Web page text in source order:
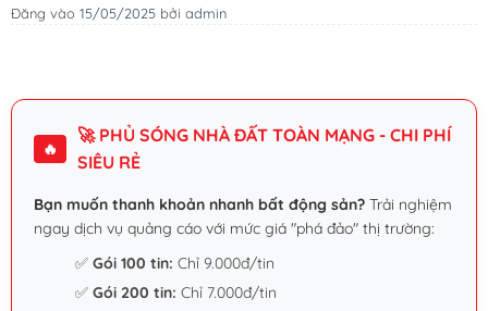
Đăng vào 15/05/2025 bởi admin
🔥
🚀 PHỦ SÓNG NHÀ ĐẤT TOÀN MẠNG - CHI PHÍ
SIÊU RẺ
Bạn muốn thanh khoản nhanh bất động sản? Trải nghiệm
ngay dịch vụ quảng cáo với mức giá "phá đảo" thị trường:
✅Gói 100 tin: Chỉ 9.000đ/tin
✅Gói 200 tin: Chỉ 7.000đ/tin